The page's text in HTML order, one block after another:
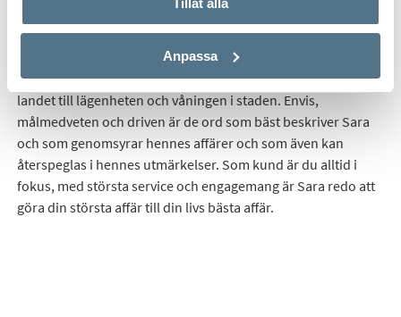
Tillåt alla
Anpassa
Sara har arbetat som fastighetsmäklare sedan 2014, numera
är hon verksam Senior Partner på Bjurfors Landskrona. Tack
vare sin uppväxt i Svalöv och Landskrona, numera boende i
Helsingborg så förmedlar hon allt ifrån det stora huset på
landet till lägenheten och våningen i staden. Envis,
målmedveten och driven är de ord som bäst beskriver Sara
och som genomsyrar hennes affärer och som även kan
återspeglas i hennes utmärkelser. Som kund är du alltid i
fokus, med största service och engagemang är Sara redo att
göra din största affär till din livs bästa affär.